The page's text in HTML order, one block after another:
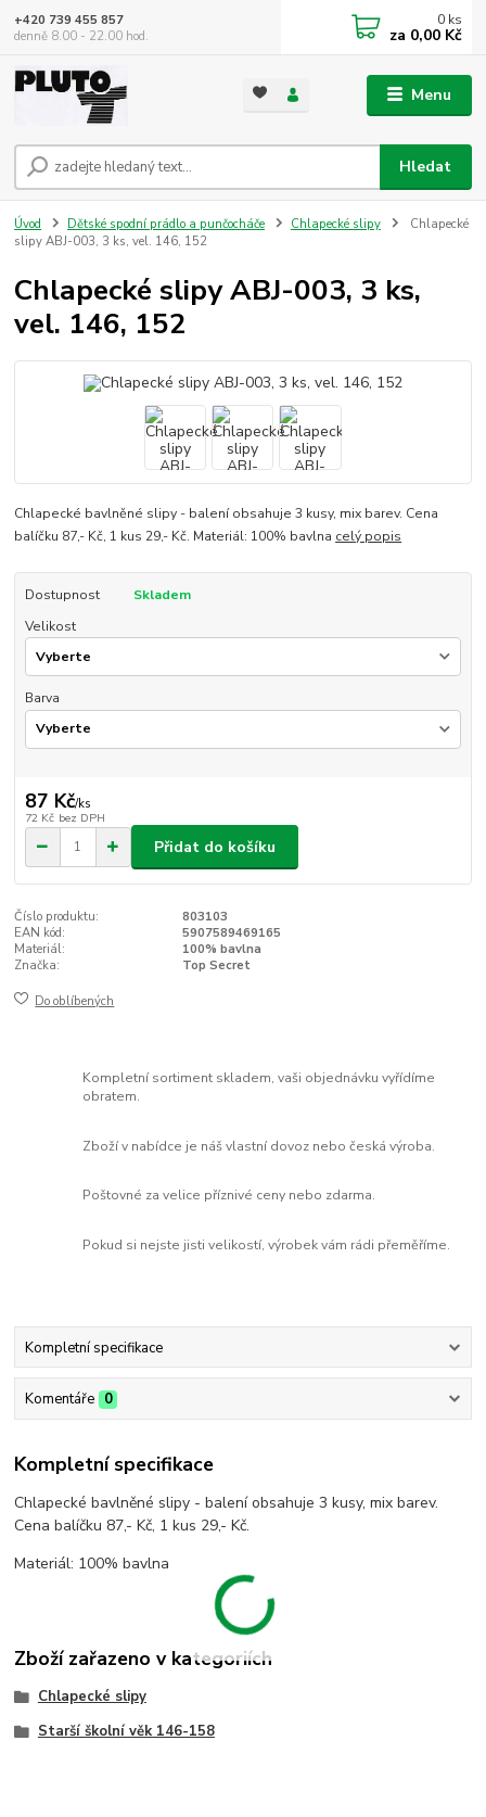
Menu
Hledat
+420 739 455 857
denně 8.00 - 22.00 hod.
0 ks
za 0,00 Kč
Úvod Dětské spodní prádlo a punčocháče Chlapecké slipy
Chlapecké
slipy ABJ-003, 3 ks, vel. 146, 152
Chlapecké slipy ABJ-003, 3 ks,
vel. 146, 152
Chlapecké bavlněné slipy - balení obsahuje 3 kusy, mix barev. Cena
balíčku 87,- Kč, 1 kus 29,- Kč. Materiál: 100% bavlna celý popis
Dostupnost
Skladem
Velikost
Barva
87 Kč/ks
72 Kč bez DPH
Přidat do košíku
Číslo produktu:
803103
EAN kód:
5907589469165
Materiál:
100% bavlna
Značka:
Top Secret
Do oblíbených
Kompletní sortiment skladem, vaši objednávku vyřídíme
obratem.
Zboží v nabídce je náš vlastní dovoz nebo česká výroba.
Poštovné za velice příznivé ceny nebo zdarma.
Pokud si nejste jisti velikostí, výrobek vám rádi přeměříme.
Kompletní specifikace
Komentáře 0
Kompletní specifikace
Chlapecké bavlněné slipy - balení obsahuje 3 kusy, mix barev.
Cena balíčku 87,- Kč, 1 kus 29,- Kč.
Materiál: 100% bavlna
Zboží zařazeno v kategoriích
Chlapecké slipy
Starší školní věk 146-158